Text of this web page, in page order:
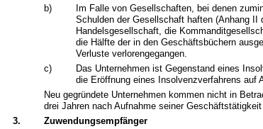
b)
Im Falle von Gesellschaften, bei denen
Schulden der Gesellschaft haften (Anhang
Handelsgesellschaft, die
die Hälfte der in den Geschäftsbüchern
Verluste verlorengegangen.
c)
Das Unternehmen ist Gegenstand eines
die Eröffnung eines Insolvenzverfahrens auf
Neu gegründete Unternehmen kommen nicht in
drei Jahren nach Aufnahme seiner
3.
Zuwendungsempfänger